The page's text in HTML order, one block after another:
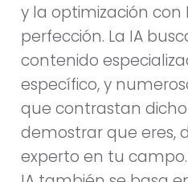
y la optimización con
perfección. La IA
contenido
específico, y
que contrastan
demostrar que eres,
experto en tu